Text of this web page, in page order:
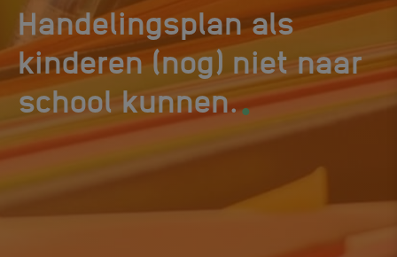
Handelingsplan als
kinderen (nog) niet naar
school kunnen..